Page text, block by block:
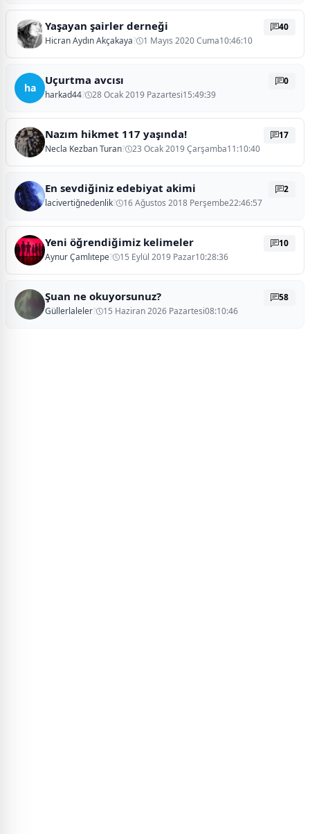
Yaşayan şairler derneği
Hicran Aydın Akçakaya? 1 Mayıs 2020 Cuma10:46:10
40
ha
Uçurtma avcısı
harkad44? 28 Ocak 2019 Pazartesi15:49:39
0
Nazım hikmet 117 yaşında!
Necla Kezban Turan? 23 Ocak 2019 Çarşamba11:10:40
17
En sevdiğiniz edebiyat akimi
lacivertiğnedenlik? 16 Ağustos 2018 Perşembe22:46:57
2
Yeni öğrendiğimiz kelimeler
Aynur Çamlıtepe? 15 Eylül 2019 Pazar10:28:36
10
Şuan ne okuyorsunuz?
Güllerlaleler? 15 Haziran 2026 Pazartesi08:10:46
58